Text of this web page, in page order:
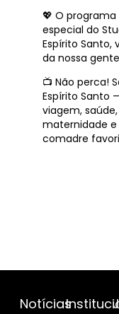
💖 O
especial do
Espírito Santo,
da nossa
📺 Não perca!
Espírito Santo
viagem,
maternidade
comadre
Notícias